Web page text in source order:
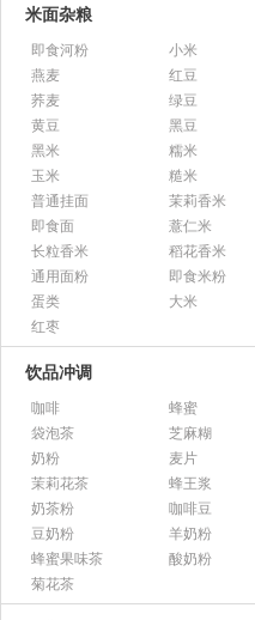
米面杂粮
即食河粉
小米
燕麦
红豆
荞麦
绿豆
黄豆
黑豆
黑米
糯米
玉米
糙米
普通挂面
茉莉香米
即食面
薏仁米
长粒香米
稻花香米
通用面粉
即食米粉
蛋类
大米
红枣
饮品冲调
咖啡
蜂蜜
袋泡茶
芝麻糊
奶粉
麦片
茉莉花茶
蜂王浆
奶茶粉
咖啡豆
豆奶粉
羊奶粉
蜂蜜果味茶
酸奶粉
菊花茶